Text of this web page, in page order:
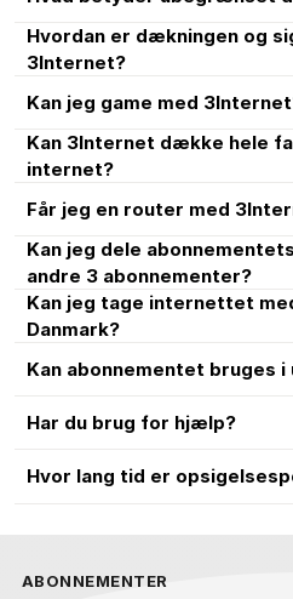
Hvordan er dækningen og
3Internet?
Kan jeg game med
Kan 3Internet dække hele
internet?
Får jeg en router med
Kan jeg dele
andre 3 abonnementer?
Kan jeg tage internettet
Danmark?
Kan abonnementet bruges i
Har du brug for hjælp?
Hvor lang tid er
ABONNEMENTER